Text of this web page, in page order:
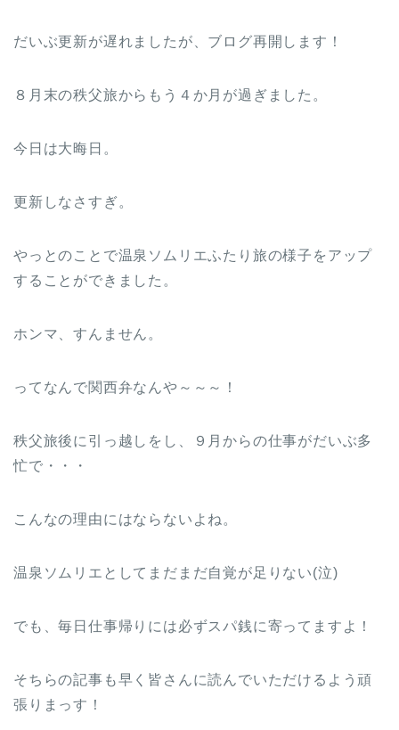
だいぶ更新が遅れましたが、ブログ再開します！
８月末の秩父旅からもう４か月が過ぎました。
今日は大晦日。
更新しなさすぎ。
やっとのことで温泉ソムリエふたり旅の様子をアップ
することができました。
ホンマ、すんません。
ってなんで関西弁なんや～～～！
秩父旅後に引っ越しをし、９月からの仕事がだいぶ多
忙で・・・
こんなの理由にはならないよね。
温泉ソムリエとしてまだまだ自覚が足りない(泣)
でも、毎日仕事帰りには必ずスパ銭に寄ってますよ！
そちらの記事も早く皆さんに読んでいただけるよう頑
張りまっす！